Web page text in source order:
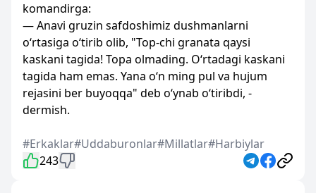
komandirga:
— Anavi gruzin safdoshimiz dushmanlarni
o‘rtasiga o‘tirib olib, "Top-chi granata qaysi
kaskani tagida! Topa olmading. O‘rtadagi kaskani
tagida ham emas. Yana o‘n ming pul va hujum
rejasini ber buyoqqa" deb o‘ynab o‘tiribdi, -
dermish.
#Erkaklar#Uddaburonlar#Millatlar#Harbiylar
243